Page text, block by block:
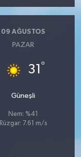
09 AĞUSTOS
PAZAR
31 °
Güneşli
Nem: %41
Rüzgar: 7.61 m/s